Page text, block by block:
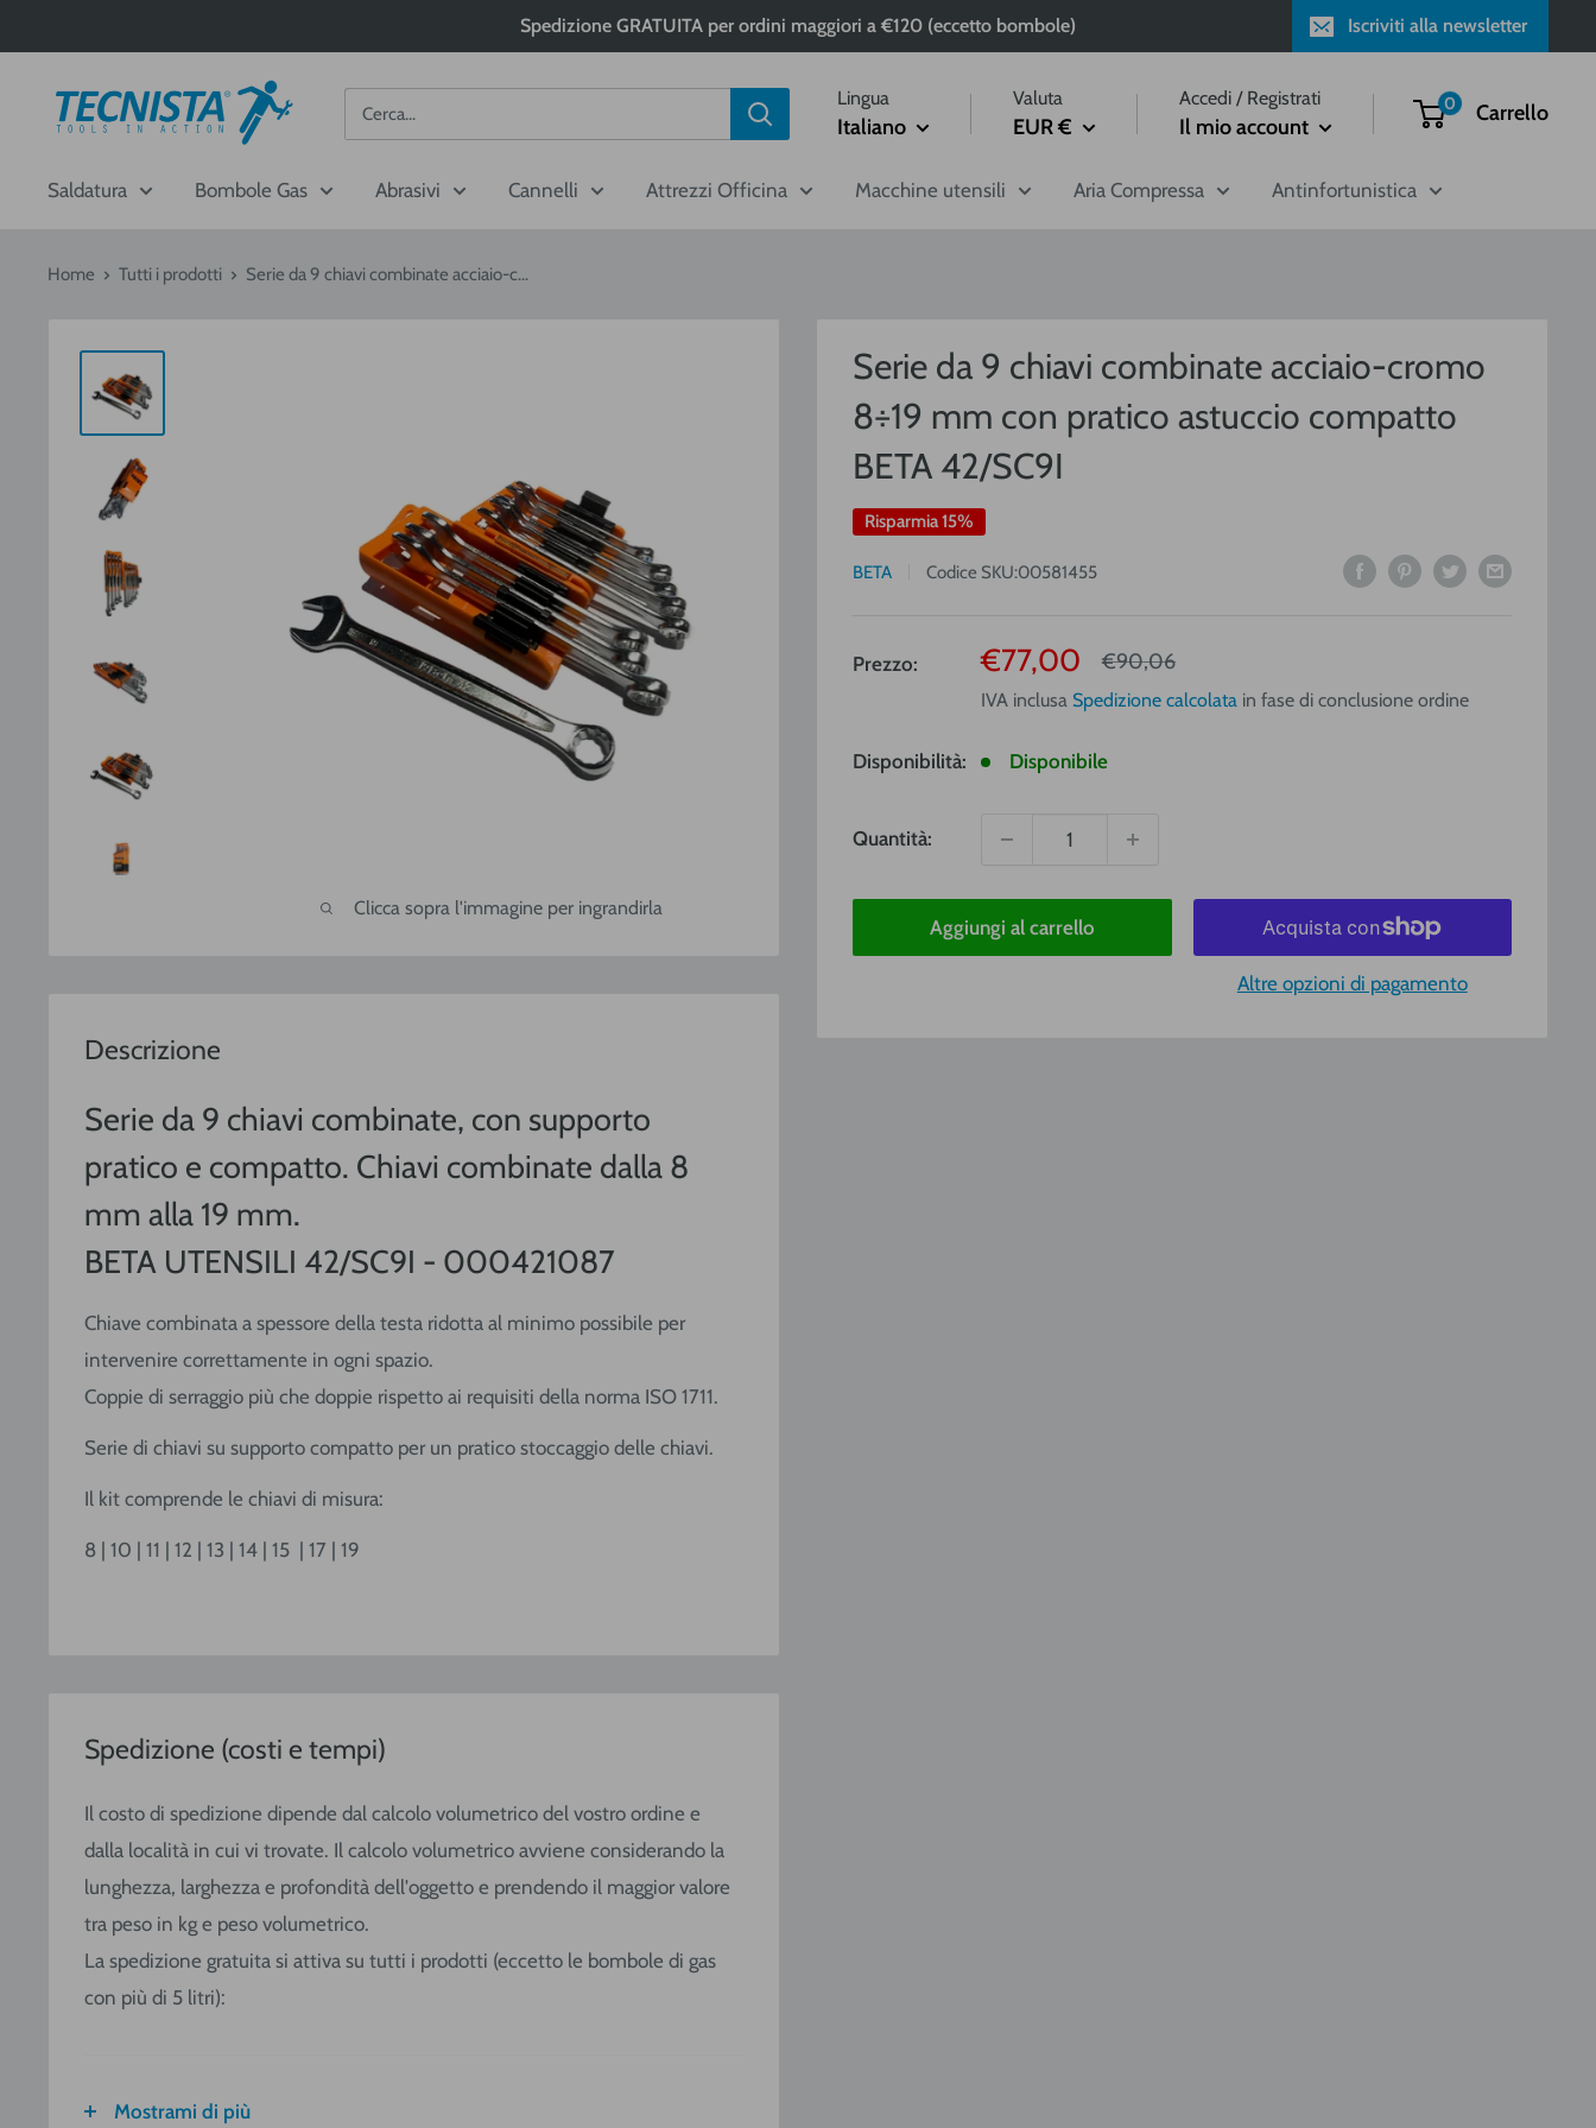
al
contenuto
Spedizione GRATUITA per ordini maggiori a €120 (eccetto bombole) Iscriviti alla newsletter
Tecnista Lingua
Italiano
Valuta
EUR €
Accedi / Registrati
Il mio account
0 Carrello
Saldatura Bombole Gas Abrasivi Cannelli Attrezzi Officina Macchine utensili Aria Compressa Antinfortunistica
Home Tutti i prodotti Serie da 9 chiavi combinate acciaio-c...
Clicca sopra l'immagine per ingrandirla
Serie da 9 chiavi combinate acciaio-cromo
8÷19 mm con pratico astuccio compatto
BETA 42/SC9I
Risparmia 15%
BETA Codice SKU:00581455
Prezzo:
Prezzo
vendita
€77,00 Prezzo
€90,06
IVA inclusa Spedizione calcolata in fase di conclusione ordine
Disponibilità: Disponibile
Quantità:
Aggiungi al carrello
Altre opzioni di pagamento
Descrizione
Serie da 9 chiavi combinate, con supporto
pratico e compatto. Chiavi combinate dalla 8
mm alla 19 mm.
BETA UTENSILI 42/SC9I - 000421087
Chiave combinata a spessore della testa ridotta al minimo possibile per
intervenire correttamente in ogni spazio.
Coppie di serraggio più che doppie rispetto ai requisiti della norma ISO 1711.
Serie di chiavi su supporto compatto per un pratico stoccaggio delle chiavi.
Il kit comprende le chiavi di misura:
8 | 10 | 11 | 12 | 13 | 14 | 15 | 17 | 19
Spedizione (costi e tempi)
Il costo di spedizione dipende dal calcolo volumetrico del vostro ordine e
dalla località in cui vi trovate. Il calcolo volumetrico avviene considerando la
lunghezza, larghezza e profondità dell'oggetto e prendendo il maggior valore
tra peso in kg e peso volumetrico.
La spedizione gratuita si attiva su tutti i prodotti (eccetto le bombole di gas
con più di 5 litri):
FASCIA DI
Mostrami di più